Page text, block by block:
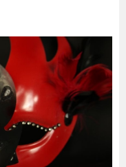
スキル
エンタメ